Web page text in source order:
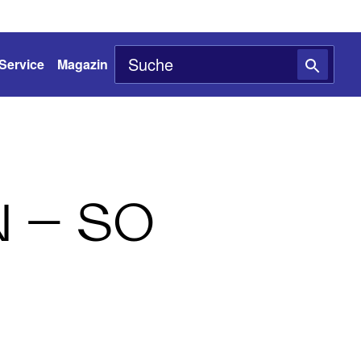
Magazin
– SO